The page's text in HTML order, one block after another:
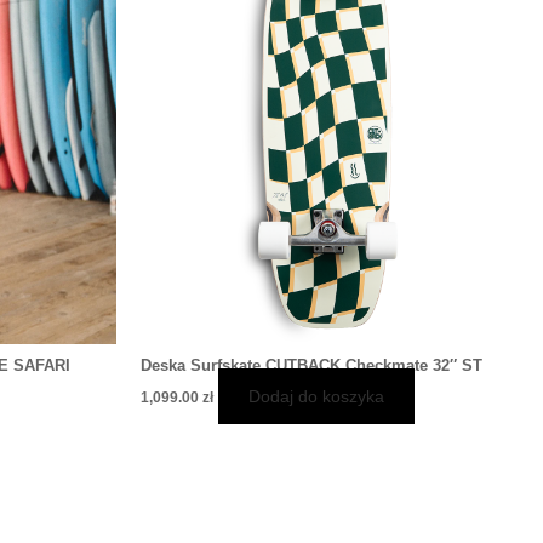
SAFARI Deska Surfskate CUTBACK Checkmate 32″ ST
1,099.00 zł Dodaj do koszyka